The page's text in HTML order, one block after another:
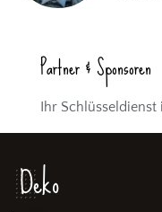
Partner & Sponsoren
Ihr Schlüsseldienst
Deko